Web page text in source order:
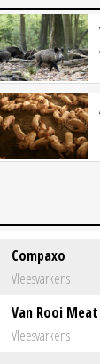
Compaxo
Vleesvarkens
Van Rooi Meat
Vleesvarkens